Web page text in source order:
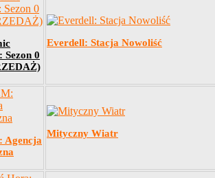
Sezon 0
Everdell: Stacja Nowoliść
Agencja
Mityczny Wiatr